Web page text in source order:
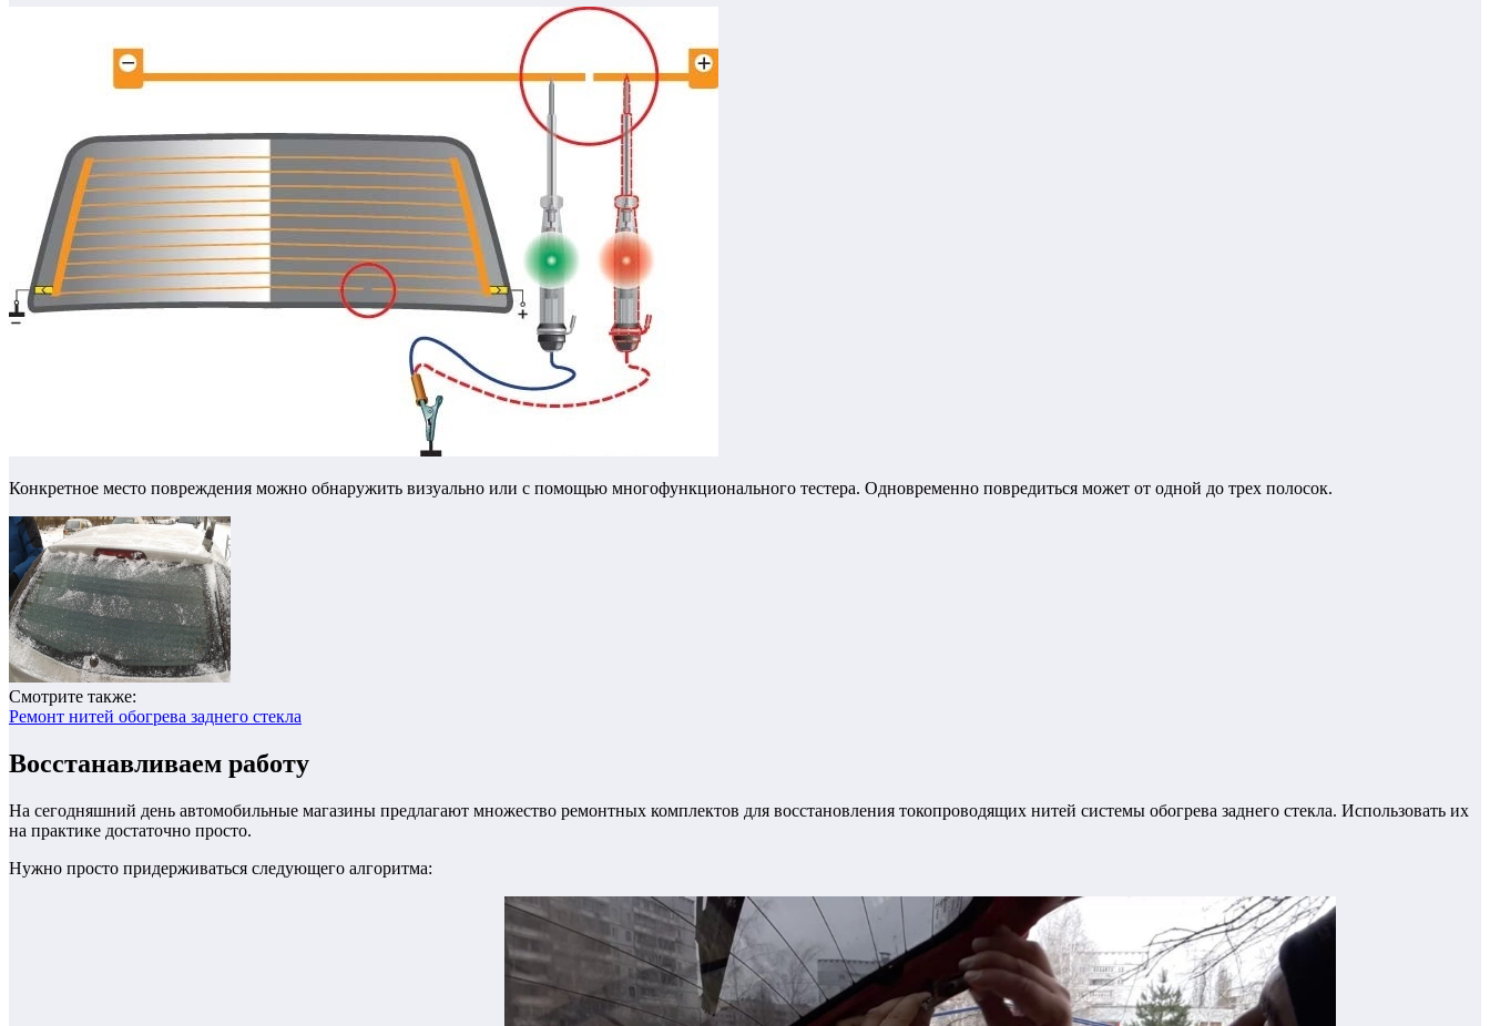
Конкретное место повреждения можно обнаружить визуально или с помощью многофункционального тестера. Одновременно повредиться может от одной до трех полосок.
Смотрите также:
Ремонт нитей обогрева заднего стекла
Восстанавливаем работу
На сегодняшний день автомобильные магазины предлагают множество ремонтных комплектов для восстановления токопроводящих нитей системы обогрева заднего стекла. Использовать их
на практике достаточно просто.
Нужно просто придерживаться следующего алгоритма: